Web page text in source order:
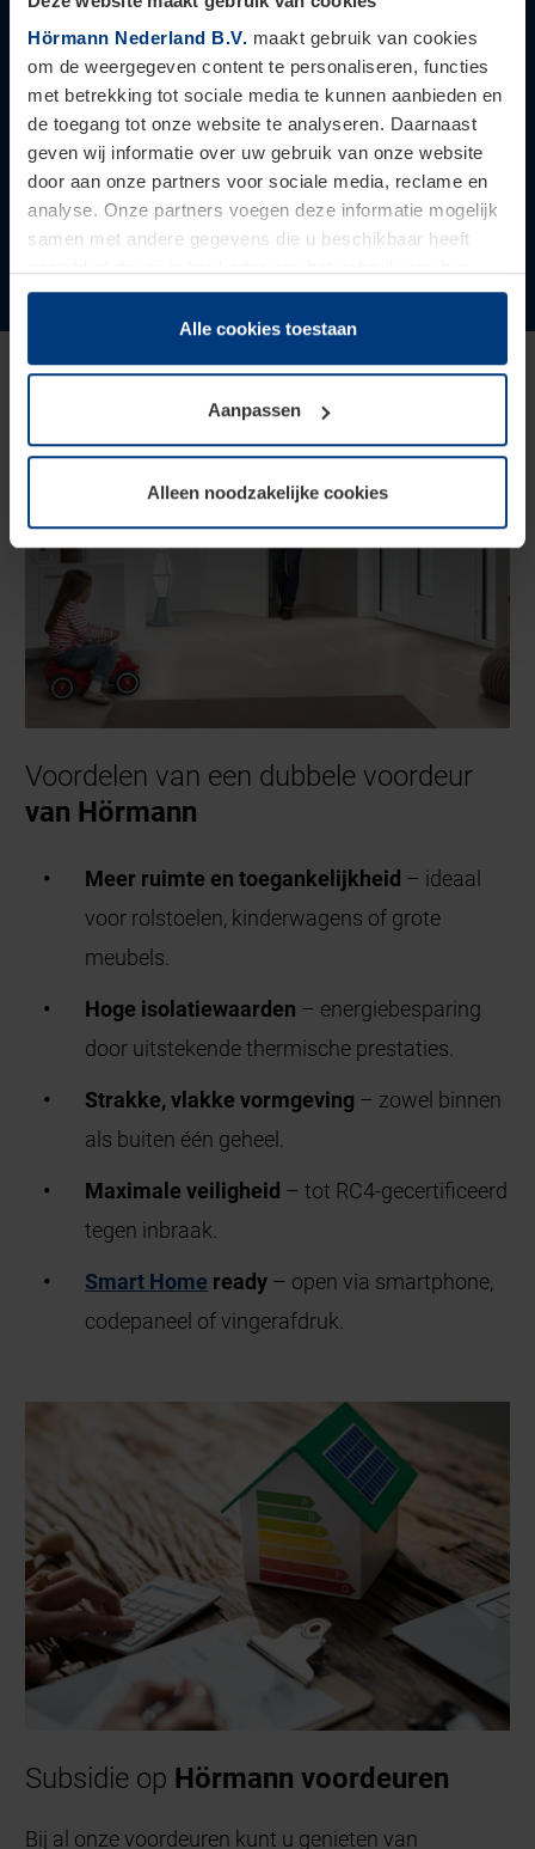
Hörmann Nederland B.V. maakt gebruik van cookies
om de weergegeven content te personaliseren, functies
met betrekking tot sociale media te kunnen aanbieden en
de toegang tot onze website te analyseren. Daarnaast
geven wij informatie over uw gebruik van onze website
door aan onze partners voor sociale media, reclame en
analyse. Onze partners voegen deze informatie mogelijk
samen met andere gegevens die u beschikbaar heeft
dienstverlening hebben verzameld.
Juridisch zijn wij gerechtigd om cookies op uw computer
onze pagina's absoluut noodzakelijk is. Voor alle andere
soorten cookies is uw toestemming vereist. Uw
toestemming kunt u op elk moment bij de uitleg van de
wijzigen of herroepen.
Alle cookies toestaan
Aanpassen
Alleen noodzakelijke cookies
Actieprijzen voor CO2-neutrale voordeuren van
Europa's nr. 1. Verzeker u nu van deze aanbieding en
bespaar!
vanaf€ 2415
Naar aanbieding
Geldig t/m 31 december 2026.
Voordelen van een dubbele voordeur
van Hörmann
Meer ruimte en toegankelijkheid – ideaal
voor rolstoelen, kinderwagens of grote
meubels.
Hoge isolatiewaarden – energiebesparing
door uitstekende thermische prestaties.
Strakke, vlakke vormgeving – zowel binnen
als buiten één geheel.
Maximale veiligheid – tot RC4-gecertificeerd
tegen inbraak.
Smart Home ready – open via smartphone,
codepaneel of vingerafdruk.
Subsidie op Hörmann voordeuren
Bij al onze voordeuren kunt u genieten van